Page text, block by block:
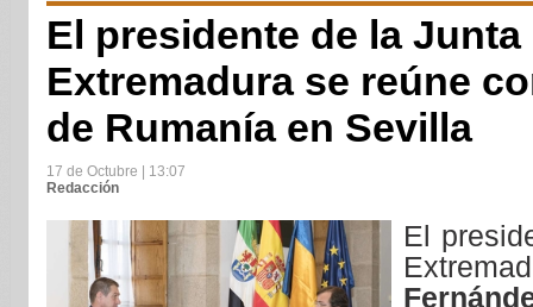
El presidente de la Junta
Extremadura se reúne
de Rumanía en Sevilla
17 de Octubre | 13:07
Redacción
El